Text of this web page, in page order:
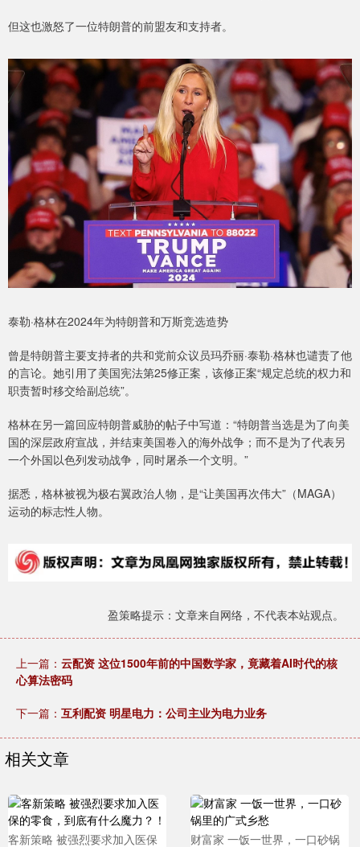
但这也激怒了一位特朗普的前盟友和支持者。
泰勒·格林在2024年为特朗普和万斯竞选造势
曾是特朗普主要支持者的共和党前众议员玛乔丽·泰勒·格林也谴责了他
的言论。她引用了美国宪法第25修正案，该修正案“规定总统的权力和
职责暂时移交给副总统”。
格林在另一篇回应特朗普威胁的帖子中写道：“特朗普当选是为了向美
国的深层政府宣战，并结束美国卷入的海外战争；而不是为了代表另
一个外国以色列发动战争，同时屠杀一个文明。”
据悉，格林被视为极右翼政治人物，是“让美国再次伟大”（MAGA）
运动的标志性人物。
盈策略提示：文章来自网络，不代表本站观点。
上一篇： 云配资 这位1500年前的中国数学家，竟藏着AI时代的核
心算法密码
下一篇： 互利配资 明星电力：公司主业为电力业务
相关文章
客新策略 被强烈要求加入医保
财富家 一饭一世界，一口砂锅